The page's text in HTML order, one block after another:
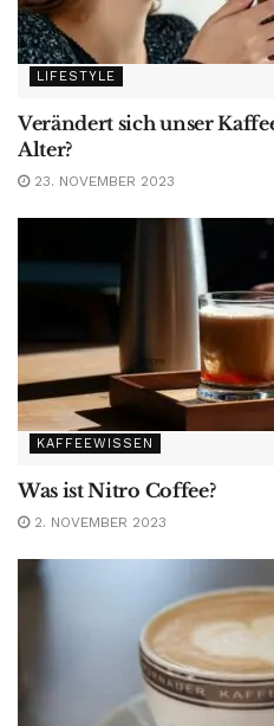
LIFESTYLE
Verändert sich unser
Alter?
23. NOVEMBER 2023
KAFFEEWISSEN
Was ist Nitro Coffee?
2. NOVEMBER 2023